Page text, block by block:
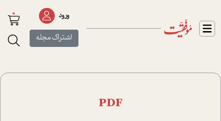
ورود
اشتراک مجله
0
PDF